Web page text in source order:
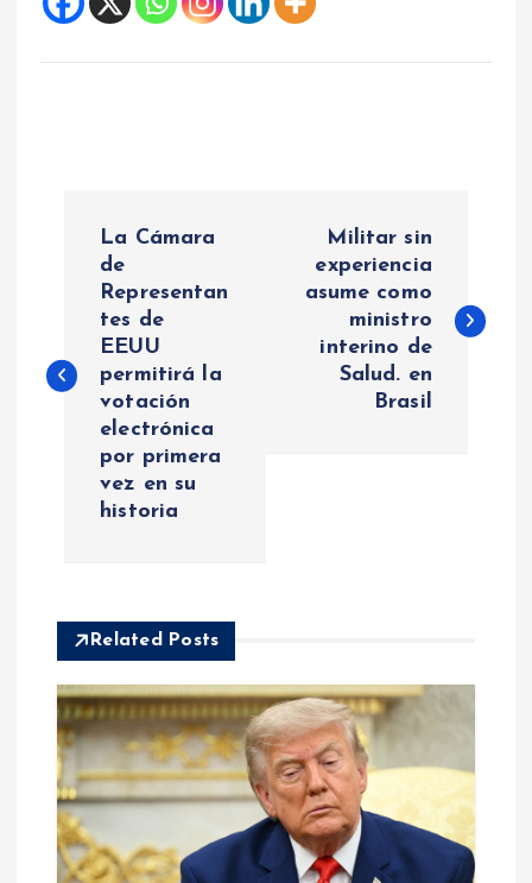
e
ó
n
d
e
La Cámara
de
Representan
tes de
EEUU
permitirá la
votación
electrónica
por primera
vez en su
historia
Militar sin
experiencia
asume como
ministro
interino de
Salud. en
Brasil
Related Posts